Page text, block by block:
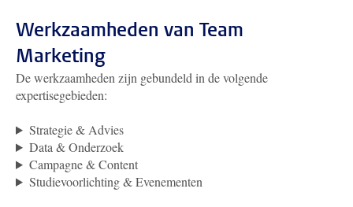
Werkzaamheden van Team
Marketing
De werkzaamheden zijn gebundeld in de volgende
expertisegebieden:
Strategie & Advies
Data & Onderzoek
Campagne & Content
Studievoorlichting & Evenementen